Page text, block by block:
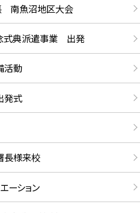
南魚沼地区大会
式典派遣事業 出発
活動
発式
様来校
ーション